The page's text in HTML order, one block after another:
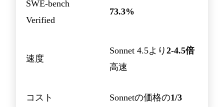
SWE-bench
Verified
73.3%
速度
Sonnet 4.5より 2-4.5倍
高速
コスト Sonnetの価格の1/3